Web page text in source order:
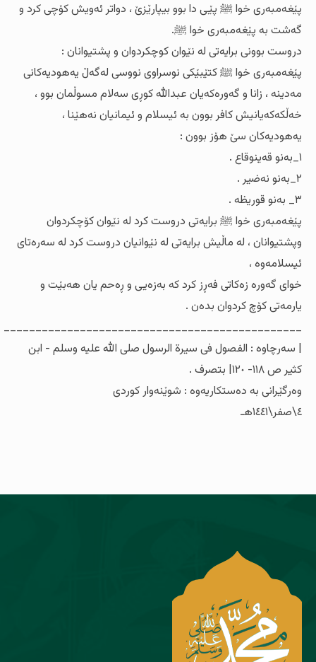
پێغه‌مبه‌ری خوا ﷺ پێی دا بوو بیپارێزێ ، دواتر ئه‌ویش كۆچی كرد و
گه‌شت به‌ پێغه‌مبه‌ری خوا ﷺ.
دروست بوونی برایه‌تی له‌ نێوان كوچكردوان و پشتیوانان :
پێغه‌مبه‌ری خوا ﷺ كتێبێكی نوسراوی نووسی له‌گه‌ڵ یه‌هودیه‌كانی
مه‌دینه‌ ، زانا و گه‌وره‌كه‌یان عبدالله كوڕی سه‌لام مسوڵمان بوو ،
خه‌ڵكه‌كه‌یانیش كافر بوون به‌ ئیسلام و ئیمانیان نه‌هێنا ،
یه‌هودیه‌كان سێ هۆز بوون :
١_به‌نو قه‌ینوقاع .
٢_به‌نو نه‌ضیر .
٣_ به‌نو قوریظه‌ .
پێغه‌مبه‌ری خوا ﷺ برایه‌تی دروست كرد له‌ نێوان كۆچكردوان
وپشتیوانان ، له‌ ماڵیش برایه‌تی له‌ نێوانیان دروست كرد له‌ سه‌ره‌تای
ئیسلامه‌وه‌ ،
خوای گەورە زه‌كاتی فه‌ڕز كرد كه‌ به‌زه‌یی و ڕه‌حم یان هه‌بێت و
یارمه‌تی كۆچ كردوان بده‌ن .
_______________________________________________
| سه‌رچاوه‌ : الفصول فی سیرة الرسول صلی الله علیه‌ وسلم - ابن
كثیر ص ١١٨- ١٢٠| بتصرف .
وه‌رگێرانی به‌ ده‌ستكاریه‌وه‌ : شوێنه‌وار كوردی
٤\صفر\١٤٤١هـ